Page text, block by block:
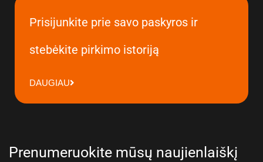
Prisijunkite prie savo paskyros ir
stebėkite pirkimo istoriją
DAUGIAU
Prenumeruokite mūsų naujienlaiškį